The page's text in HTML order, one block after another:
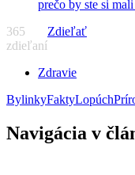
prečo by ste si
365
zdieľaní
Zdieľať
Zdravie
BylinkyFaktyLopúch
Navigácia v